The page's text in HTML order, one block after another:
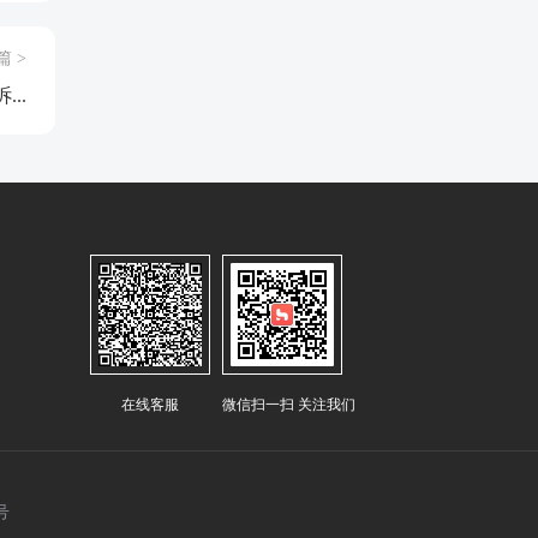
>
...
在线客服 微信扫一扫 关注我们